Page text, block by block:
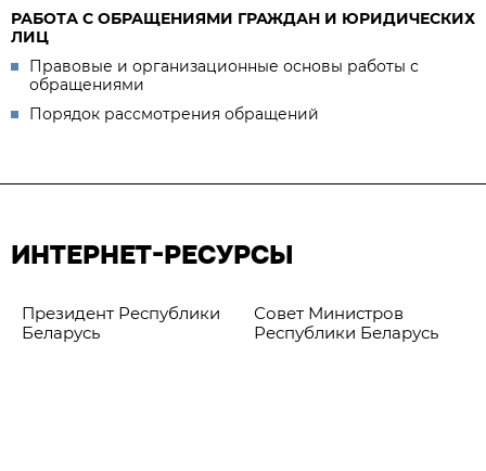
РАБОТА С ОБРАЩЕНИЯМИ ГРАЖДАН И ЮРИДИЧЕСКИХ
ЛИЦ
Правовые и организационные основы работы с
обращениями
Порядок рассмотрения обращений
ИНТЕРНЕТ-РЕСУРСЫ
Президент Республики
Беларусь
Совет Министров
Республики Беларусь